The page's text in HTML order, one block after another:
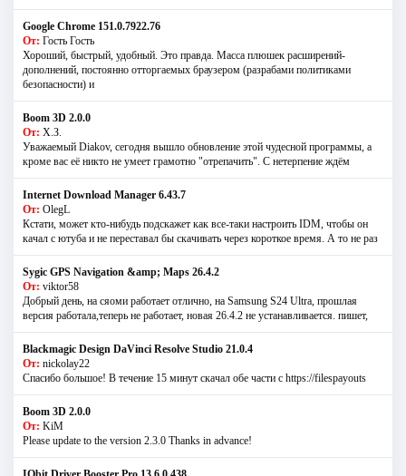
Google Chrome 151.0.7922.76
От: Гость Гость
Хороший, быстрый, удобный. Это правда. Масса плюшек расширений-
дополнений, постоянно отторгаемых браузером (разрабами политиками
безопасности) и
Boom 3D 2.0.0
От: Х.З.
Уважаемый Diakov, сегодня вышло обновление этой чудесной программы, а
кроме вас её никто не умеет грамотно "отрепачить". С нетерпение ждём
Internet Download Manager 6.43.7
От: OlegL
Кстати, может кто-нибудь подскажет как все-таки настроить IDM, чтобы он
качал с ютуба и не переставал бы скачивать через короткое время. А то не раз
Sygic GPS Navigation &amp; Maps 26.4.2
От: viktor58
Добрый день, на сяоми работает отлично, на Samsung S24 Ultra, прошлая
версия работала,теперь не работает, новая 26.4.2 не устанавливается. пишет,
Blackmagic Design DaVinci Resolve Studio 21.0.4
От: nickolay22
Спасибо большое! В течение 15 минут скачал обе части с https://filespayouts
Boom 3D 2.0.0
От: KiM
Please update to the version 2.3.0 Thanks in advance!